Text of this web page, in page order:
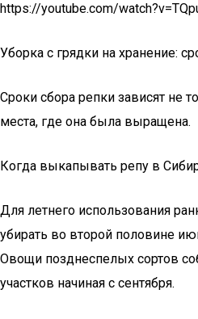
https://youtube.com/
Уборка с грядки на хранение:
Сроки сбора репки зависят не
места, где она была выращена.
Когда выкапывать репу в
Для летнего использования
убирать во второй половине
Овощи позднеспелых сортов
участков начиная с сентября.